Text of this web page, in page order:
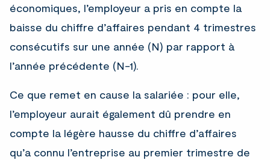
économiques, l’employeur a pris en compte la
baisse du chiffre d’affaires pendant 4 trimestres
consécutifs sur une année (N) par rapport à
l’année précédente (N-1).
Ce que remet en cause la salariée : pour elle,
l’employeur aurait également dû prendre en
compte la légère hausse du chiffre d’affaires
qu’a connu l’entreprise au premier trimestre de